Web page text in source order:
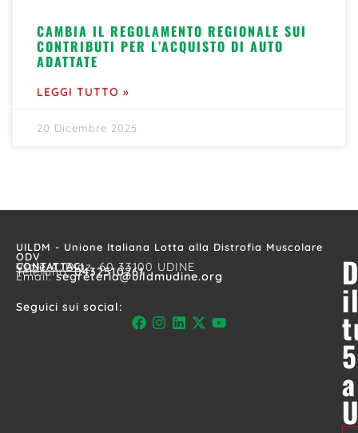
CAMBIA IL REGOLAMENTO REGIONALE SUI
CONTRIBUTI PER L’ACQUISTO DI AUTO
ADATTATE
LEGGI TUTTO »
20 Dicembre 2025
UILDM - Unione Italiana Lotta alla Distrofia Muscolare
ODV
CONTATTACI
Viale A. Diaz, 60 33100 UDINE
Telefono:0432510261
Email:segreteria@uildmudine.org
Seguici sui social:
a